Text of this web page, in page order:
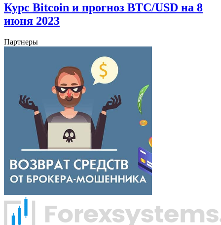
Курс Bitcoin и прогноз BTC/USD на 8
июня 2023
Партнеры